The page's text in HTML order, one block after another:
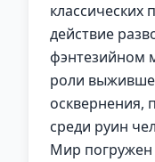
классических
действие
фэнтезийном
роли
осквернения,
среди руин
Мир погружен